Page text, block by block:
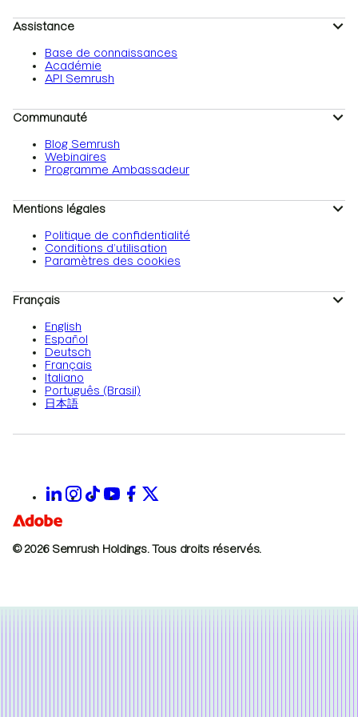
Assistance
Base de connaissances
Académie
API Semrush
Communauté
Blog Semrush
Webinaires
Programme Ambassadeur
Mentions légales
Politique de confidentialité
Conditions d’utilisation
Paramètres des cookies
Français
English
Español
Deutsch
Français
Italiano
Português (Brasil)
日本語
© 2026 Semrush Holdings. Tous droits réservés.